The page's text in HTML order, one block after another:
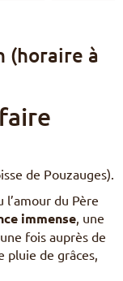
(horaire à
de Pouzauges).
l’amour du Père
immense , une
fois auprès de
de grâces,